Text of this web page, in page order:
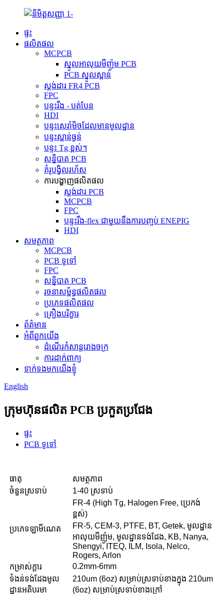
ផ្ទះ
ផលិតផល
MCPCB
ស្នូលអាលុយមីញ៉ូម PCB
PCB ស្នូលស្ពាន់
ស្តង់ដារ FR4 PCB
FPC
បន្ទះរឹង - បត់បែន
HDI
បន្ទះសេរ៉ាមិចដែលមានមូលដ្ឋាន
បន្ទះស្ពាន់ធ្ងន់
បន្ទះ Tg ខ្ពស់។
សន្និបាត PCB
គំរូបង្វិលរហ័ស
ការបង្ហាញផលិតផល
ស្តង់ដារ PCB
MCPCB
FPC
បន្ទះរឹង-flex ជាមួយនឹងការបញ្ចប់ ENEPIG
HDI
សមត្ថភាព
MCPCB
PCB ទូទៅ
FPC
សន្និបាត PCB
រចនាសម្ព័ន្ធផលិតផល
ប្រភេទផលិតផល
គ្រឿងបរិក្ខារ
ព័ត៌មាន
អំពីពួកយើង
ដំណើរកំសាន្តរោងចក្រ
ការដាក់ពាក្យ
ទាក់ទងមកយើងខ្ញុំ
English
ក្រុមហ៊ុនផលិត PCB ប្រកួតប្រជែង
ផ្ទះ
PCB ទូទៅ
ធាតុ
សមត្ថភាព
ចំនួនស្រទាប់
1-40 ស្រទាប់
ប្រភេទឡាមីណេត
FR-4 (High Tg, Halogen Free, ប្រេកង់
ខ្ពស់)
FR-5, CEM-3, PTFE, BT, Getek, មូលដ្ឋាន
អាលុយមីញ៉ូម, មូលដ្ឋានទង់ដែង, KB, Nanya,
Shengyi, ITEQ, ILM, Isola, Nelco,
Rogers, Arlon
កម្រាស់ក្តារ
0.2mm-6mm
ទំងន់ទង់ដែងមូល
ដ្ឋានអតិបរមា
210um (6oz) សម្រាប់ស្រទាប់ខាងក្នុង 210um
(6oz) សម្រាប់ស្រទាប់ខាងក្រៅ